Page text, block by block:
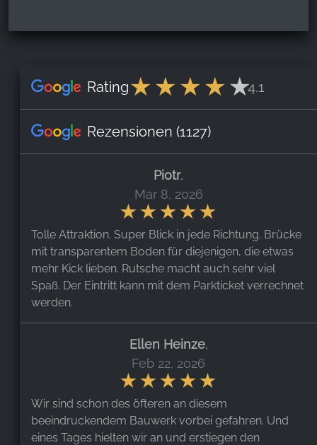
Rating 4.1
Rezensionen (1127)
Piotr,
Mar 8, 2026
Tolle Attraktion. Super Blick in jede Richtung. Brücke
mit transparentem Boden für diejenigen, die etwas
mehr Kick lieben. Rutsche macht auch sehr viel
Spaß. Der Eintritt kann mit dem Parkticket verrechnet
werden.
Ellen Heinze,
Feb 22, 2026
Wir sind schon des öfteren an diesem
beeindruckendem Bauwerk vorbei gefahren. Und
eines Tages hielten wir an und erstiegen den